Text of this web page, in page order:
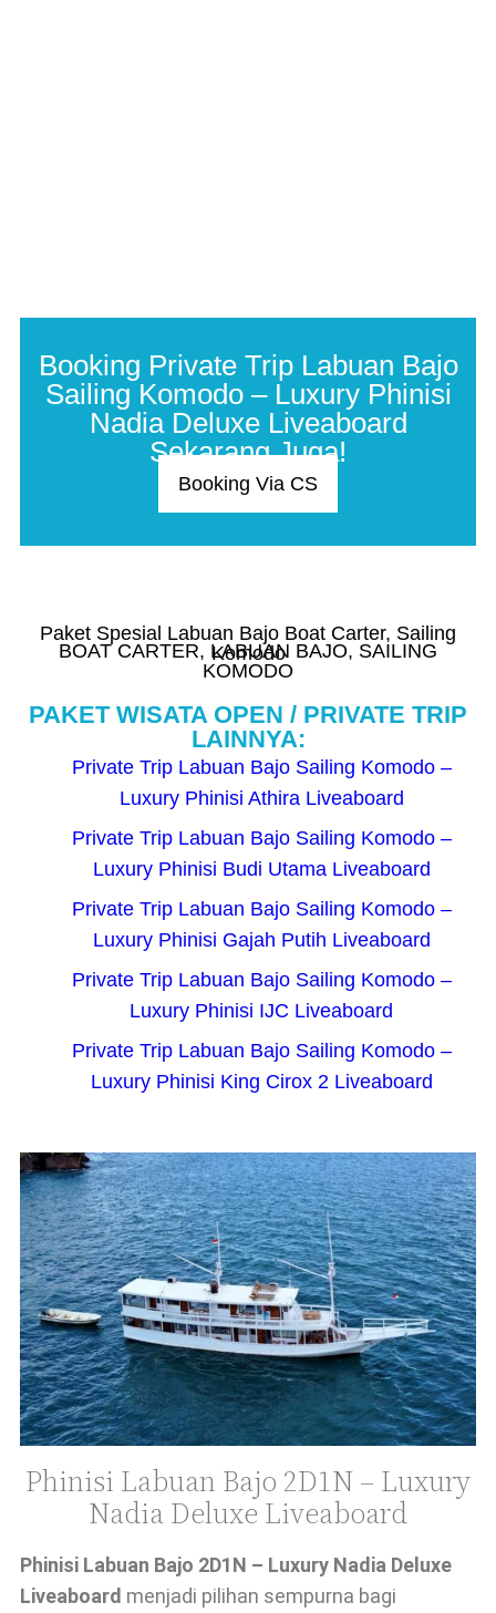
Booking Private Trip Labuan Bajo
Sailing Komodo – Luxury Phinisi
Nadia Deluxe Liveaboard
Sekarang Juga!
Booking Via CS
Paket Spesial Labuan Bajo Boat Carter, Sailing
Komodo
BOAT CARTER, LABUAN BAJO, SAILING
KOMODO
PAKET WISATA OPEN / PRIVATE TRIP
LAINNYA:
Private Trip Labuan Bajo Sailing Komodo –
Luxury Phinisi Athira Liveaboard
Private Trip Labuan Bajo Sailing Komodo –
Luxury Phinisi Budi Utama Liveaboard
Private Trip Labuan Bajo Sailing Komodo –
Luxury Phinisi Gajah Putih Liveaboard
Private Trip Labuan Bajo Sailing Komodo –
Luxury Phinisi IJC Liveaboard
Private Trip Labuan Bajo Sailing Komodo –
Luxury Phinisi King Cirox 2 Liveaboard
Phinisi Labuan Bajo 2D1N – Luxury
Nadia Deluxe Liveaboard
Phinisi Labuan Bajo 2D1N – Luxury Nadia Deluxe
Liveaboard menjadi pilihan sempurna bagi